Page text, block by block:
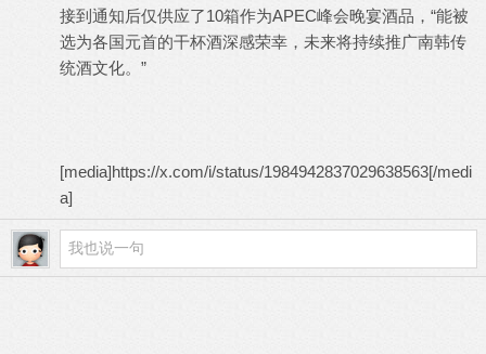
接到通知后仅供应了10箱作为APEC峰会晚宴酒品，“能被
选为各国元首的干杯酒深感荣幸，未来将持续推广南韩传
统酒文化。”
[media]https://x.com/i/status/1984942837029638563[/medi
a]